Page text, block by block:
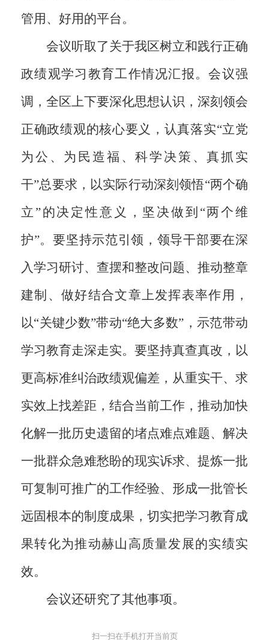
管用、好用的平台。
会议听取了关于我区树立和践行正确
政绩观学习教育工作情况汇报。会议强
调，全区上下要深化思想认识，深刻领会
正确政绩观的核心要义，认真落实“立党
为公、为民造福、科学决策、真抓实
干”总要求，以实际行动深刻领悟“两个确
立”的决定性意义，坚决做到“两个维
护”。要坚持示范引领，领导干部要在深
入学习研讨、查摆和整改问题、推动整章
建制、做好结合文章上发挥表率作用，
以“关键少数”带动“绝大多数”，示范带动
学习教育走深走实。要坚持真查真改，以
更高标准纠治政绩观偏差，从重实干、求
实效上找差距，结合当前工作，推动加快
化解一批历史遗留的堵点难点难题、解决
一批群众急难愁盼的现实诉求、提炼一批
可复制可推广的工作经验、形成一批管长
远固根本的制度成果，切实把学习教育成
果转化为推动赫山高质量发展的实绩实
效。
会议还研究了其他事项。
扫一扫在手机打开当前页